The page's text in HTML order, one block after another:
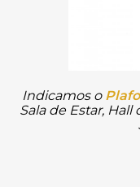
Indicamos o
Sala de Estar, Hall